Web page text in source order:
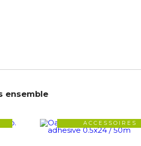
ensemble
ACCESSOIRES